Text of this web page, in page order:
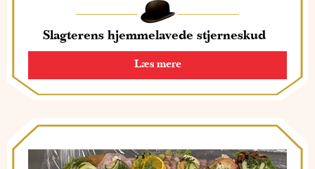
Slagterens hjemmelavede stjerneskud
Læs mere